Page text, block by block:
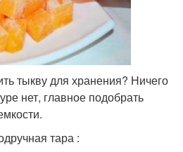
тыкву для хранения? Ничего
нет, главное подобрать
тара :